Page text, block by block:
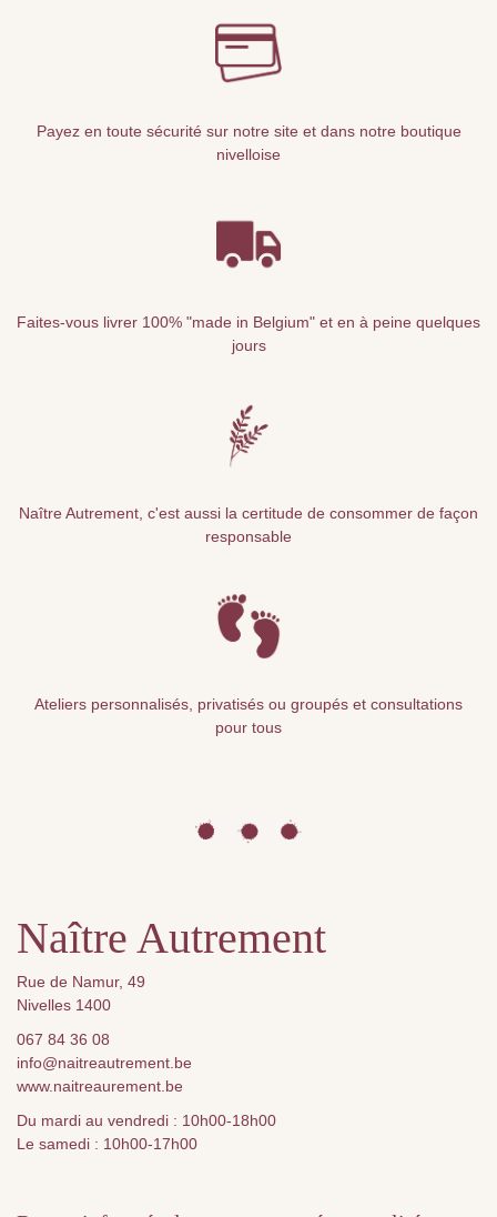
Payez en toute sécurité sur notre site et dans notre boutique
nivelloise
Faites-vous livrer 100% "made in Belgium" et en à peine quelques
jours
Naître Autrement, c'est aussi la certitude de consommer de façon
responsable
Ateliers personnalisés, privatisés ou groupés et consultations
pour tous
Naître Autrement
Rue de Namur, 49
Nivelles 1400
067 84 36 08
info@naitreautrement.be
www.naitreaurement.be
Du mardi au vendredi : 10h00-18h00
Le samedi : 10h00-17h00